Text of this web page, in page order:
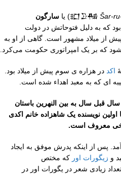
Šar- ) یا سارگون
بود که به دلیل فتوحاتش در دولت
شهرهای سومری در قرون ۲۴ تا ۲۳ پیش از میلاد مشهور است. گاهی از او به
که بر یک امپراتوری حکومت می‌کرد.
اکد در هزاره ی سوم پیش از میلاد بود.
ای که به معبد اهداء شده است.
نوشته به بیش از ۵ هزار سال قبل سال به بین النهرین باستان
نویسنده یک شاهزاده خانم اکدی
معروف است.
به دنیا آمد. پس از اینکه پدرش موفق به ایجاد
و زیگورات اور که مختص
زیادی شعر در یگورات اور در